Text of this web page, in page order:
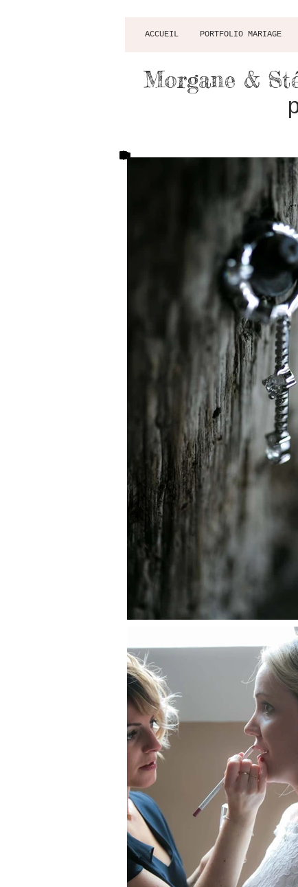
ACCUEIL PORTFOLIO MARIAGE
Morgane &